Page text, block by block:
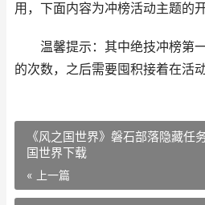
用，下面内容为冲榜活动主题的
温馨提示：其中绝技冲榜第一
的次数，之后需要囤积接着在活
《风之国世界》磐石部落隐藏任
国世界下载
« 上一篇